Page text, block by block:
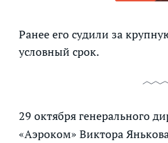
Ранее его судили за
условный срок.
29 октября генерального
«Аэроком» Виктора